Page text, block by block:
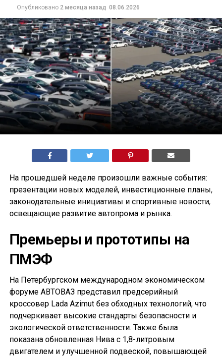
Опубликовано 2 месяца назад 08.06.2026
На прошедшей неделе произошли важные события:
презентации новых моделей, инвестиционные планы,
законодательные инициативы и спортивные новости,
освещающие развитие автопрома и рынка.
Премьеры и прототипы на
ПМЭФ
На Петербургском международном экономическом
форуме АВТОВАЗ представил предсерийный
кроссовер Lada Azimut без обходных технологий, что
подчеркивает высокие стандарты безопасности и
экологической ответственности. Также была
показана обновленная Нива с 1,8-литровым
двигателем и улучшенной подвеской, повышающей